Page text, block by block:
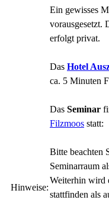
Hinweise:
Ein gewisses
vorausgesetzt.
erfolgt privat.
Das Hotel
ca. 5 Minuten
Das Seminar
Filzmoos statt:
Bitte beachten
Seminarraum
Weiterhin wird
stattfinden als